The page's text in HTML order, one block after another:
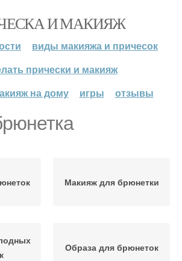
И МАКИЯЖ
виды макияжа и причесок
прически и макияж
на дому
игры отзывы
Макияж для брюнетки
Образа для брюнеток